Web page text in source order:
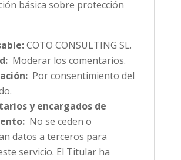
básica sobre protección
COTO CONSULTING SL.
Moderar los comentarios.
Por consentimiento del
y encargados de
No se ceden o
datos a terceros para
servicio. El Titular ha